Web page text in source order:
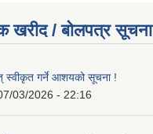
खरीद / बोलपत्र सूचना
स्वीकृत गर्ने आशयको सूचना !
03/2026 - 22:16